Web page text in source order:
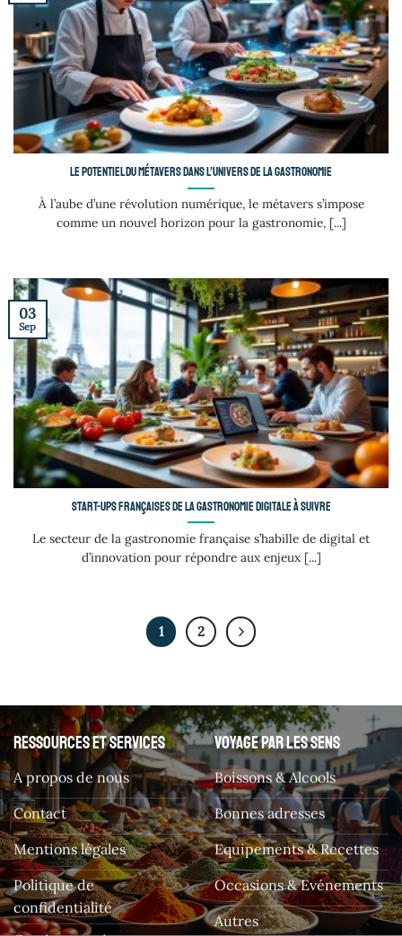
Le potentiel du métavers dans l’univers de la gastronomie
À l’aube d’une révolution numérique, le métavers s’impose
comme un nouvel horizon pour la gastronomie, [...]
Start-ups françaises de la gastronomie digitale à suivre
Le secteur de la gastronomie française s’habille de digital et
d’innovation pour répondre aux enjeux [...]
03
Sep
1 2
Ressources et services
A propos de nous
Contact
Mentions légales
Politique de
confidentialité
Voyage par les sens
Boissons & Alcools
Bonnes adresses
Equipements & Recettes
Occasions & Evénements
Autres